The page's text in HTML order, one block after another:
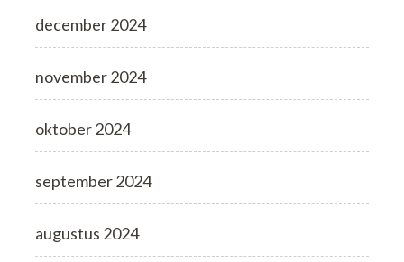
december 2024
november 2024
oktober 2024
september 2024
augustus 2024